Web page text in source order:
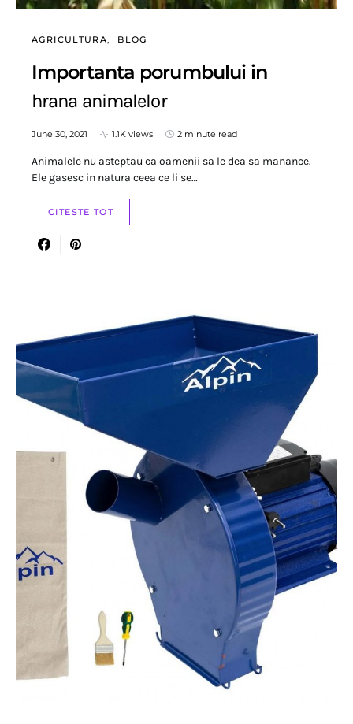
AGRICULTURA BLOG
Importanta porumbului in
hrana animalelor
June 30, 2021 1.1K views 2 minute read
Animalele nu asteptau ca oamenii sa le dea sa manance.
Ele gasesc in natura ceea ce li se…
CITESTE TOT